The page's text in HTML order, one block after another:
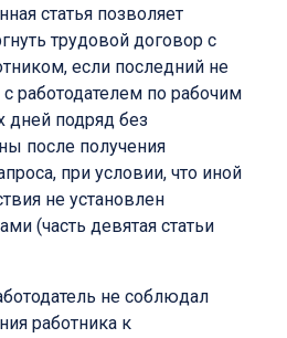
статья позволяет
трудовой договор с
если последний не
работодателем по рабочим
дней подряд без
после получения
при условии, что иной
не установлен
(часть девятая статьи
не соблюдал
работника к